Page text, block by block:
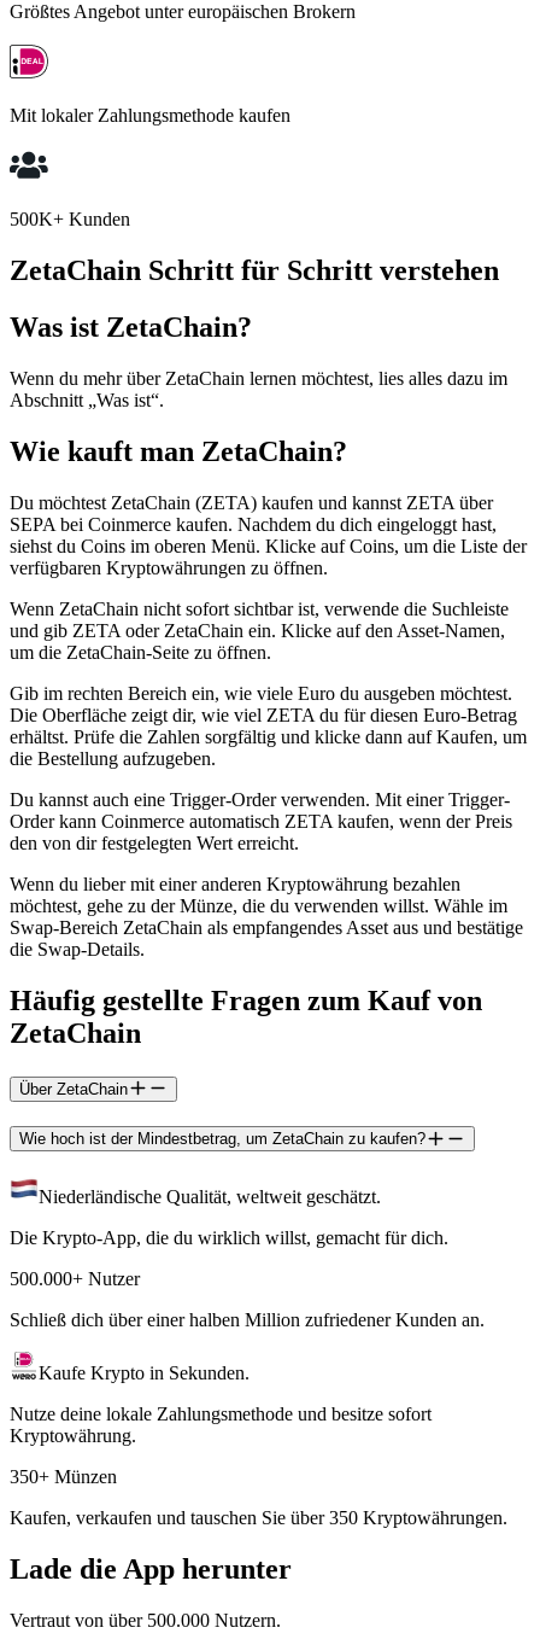
Größtes Angebot unter europäischen Brokern
Mit lokaler Zahlungsmethode kaufen
500K+ Kunden
ZetaChain Schritt für Schritt verstehen
Was ist ZetaChain?
Wenn du mehr über ZetaChain lernen möchtest, lies alles dazu im
Abschnitt „Was ist“.
Wie kauft man ZetaChain?
Du möchtest ZetaChain (ZETA) kaufen und kannst ZETA über
SEPA bei Coinmerce kaufen. Nachdem du dich eingeloggt hast,
siehst du Coins im oberen Menü. Klicke auf Coins, um die Liste der
verfügbaren Kryptowährungen zu öffnen.
Wenn ZetaChain nicht sofort sichtbar ist, verwende die Suchleiste
und gib ZETA oder ZetaChain ein. Klicke auf den Asset-Namen,
um die ZetaChain-Seite zu öffnen.
Gib im rechten Bereich ein, wie viele Euro du ausgeben möchtest.
Die Oberfläche zeigt dir, wie viel ZETA du für diesen Euro-Betrag
erhältst. Prüfe die Zahlen sorgfältig und klicke dann auf Kaufen, um
die Bestellung aufzugeben.
Du kannst auch eine Trigger-Order verwenden. Mit einer Trigger-
Order kann Coinmerce automatisch ZETA kaufen, wenn der Preis
den von dir festgelegten Wert erreicht.
Wenn du lieber mit einer anderen Kryptowährung bezahlen
möchtest, gehe zu der Münze, die du verwenden willst. Wähle im
Swap-Bereich ZetaChain als empfangendes Asset aus und bestätige
die Swap-Details.
Häufig gestellte Fragen zum Kauf von
ZetaChain
Über ZetaChain
Wie hoch ist der Mindestbetrag, um ZetaChain zu kaufen?
Niederländische Qualität, weltweit geschätzt.
Die Krypto-App, die du wirklich willst, gemacht für dich.
500.000+ Nutzer
Schließ dich über einer halben Million zufriedener Kunden an.
Kaufe Krypto in Sekunden.
Nutze deine lokale Zahlungsmethode und besitze sofort
Kryptowährung.
350+ Münzen
Kaufen, verkaufen und tauschen Sie über 350 Kryptowährungen.
Lade die App herunter
Vertraut von über 500.000 Nutzern.